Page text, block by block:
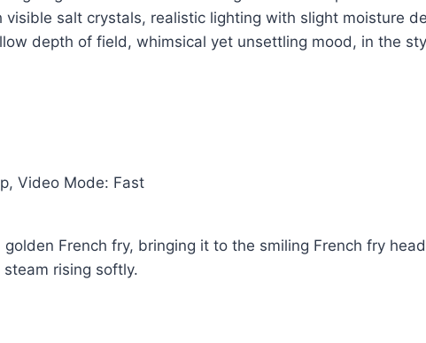
salt crystals, realistic lighting with slight moisture
depth of field, whimsical yet unsettling mood, in the
Video Mode: Fast
French fry, bringing it to the smiling French fry
rising softly.